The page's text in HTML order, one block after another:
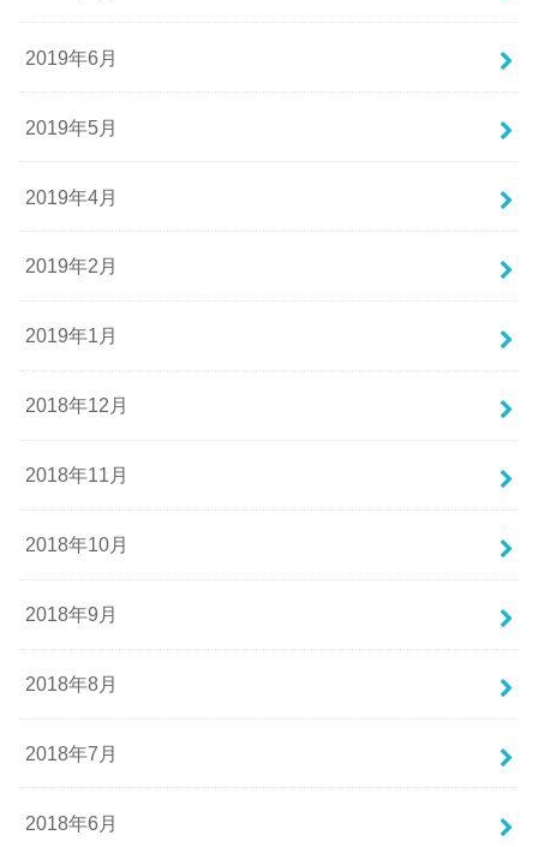
2019年6月
2019年5月
2019年4月
2019年2月
2019年1月
2018年12月
2018年11月
2018年10月
2018年9月
2018年8月
2018年7月
2018年6月